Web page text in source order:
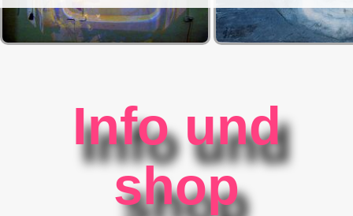
Info und
shop